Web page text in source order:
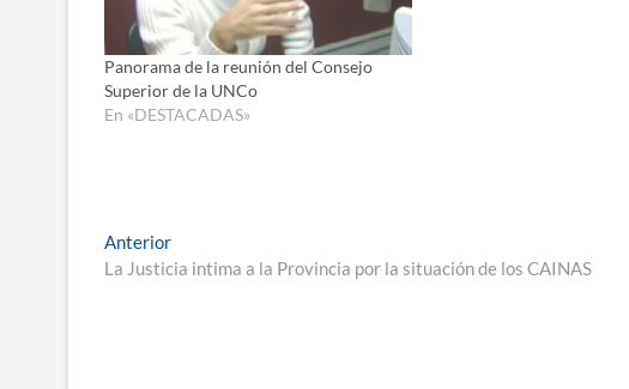
Panorama de la reunión del Consejo
Superior de la UNCo
En «DESTACADAS»
Navegación
de
AnteriorEntrada
anterior:
La Justicia intima a la Provincia por la situación de los CAINAS